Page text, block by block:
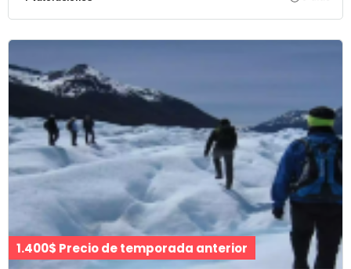
1.400$ Precio de temporada anterior